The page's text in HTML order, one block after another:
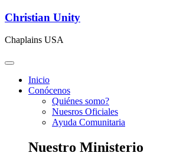
Christian Unity
Chaplains USA
Inicio
Conócenos
Quiénes somo?
Nuesros Oficiales
Ayuda Comunitaria
Nuestro Ministerio